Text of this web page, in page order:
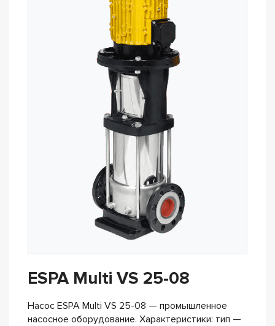
ESPA Multi VS 25-08
Насос ESPA Multi VS 25-08 — промышленное
насосное оборудование. Характеристики: тип —